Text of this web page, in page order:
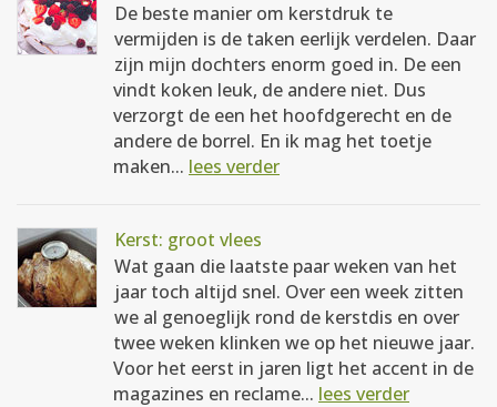
De beste manier om kerstdruk te
vermijden is de taken eerlijk verdelen. Daar
zijn mijn dochters enorm goed in. De een
vindt koken leuk, de andere niet. Dus
verzorgt de een het hoofdgerecht en de
andere de borrel. En ik mag het toetje
maken... lees verder
Kerst: groot vlees
Wat gaan die laatste paar weken van het
jaar toch altijd snel. Over een week zitten
we al genoeglijk rond de kerstdis en over
twee weken klinken we op het nieuwe jaar.
Voor het eerst in jaren ligt het accent in de
magazines en reclame... lees verder